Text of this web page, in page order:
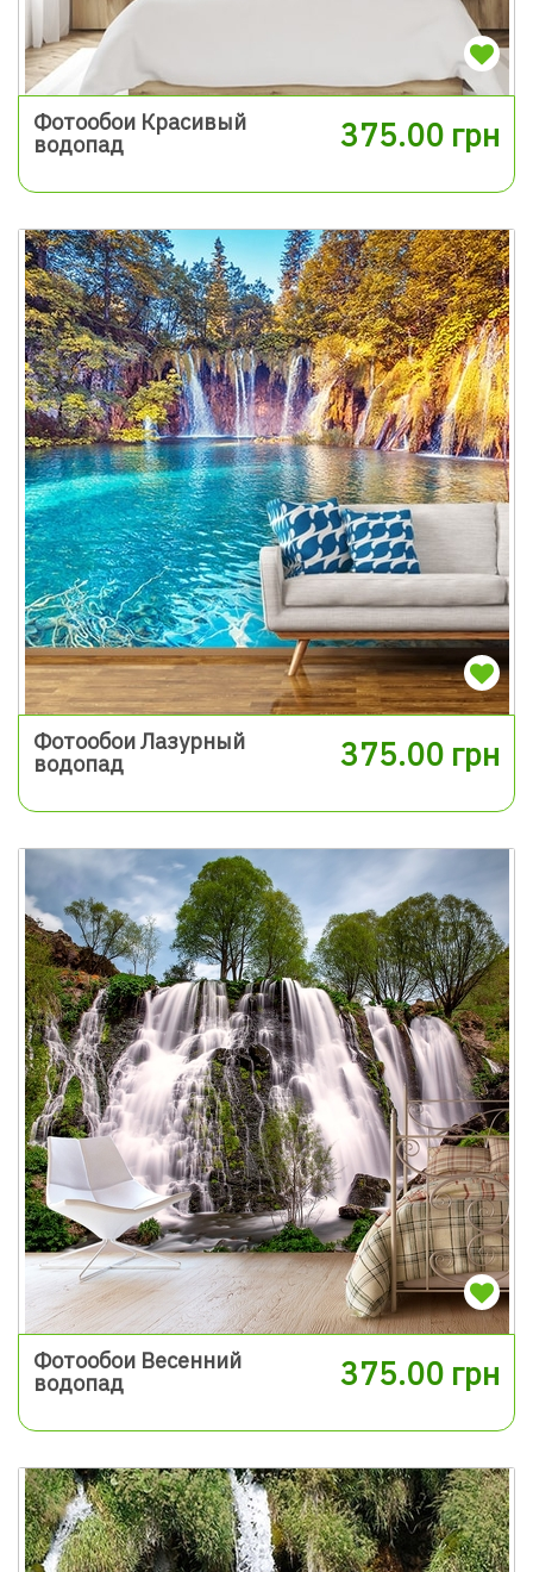
Фотообои Красивый
водопад
375.00 грн
Фотообои Лазурный
водопад
375.00 грн
Фотообои Весенний
водопад
375.00 грн